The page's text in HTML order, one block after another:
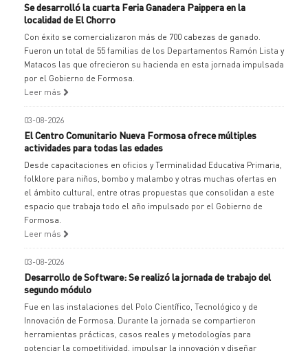
Se desarrolló la cuarta Feria Ganadera Paippera en la
localidad de El Chorro
Con éxito se comercializaron más de 700 cabezas de ganado.
Fueron un total de 55 familias de los Departamentos Ramón Lista y
Matacos las que ofrecieron su hacienda en esta jornada impulsada
por el Gobierno de Formosa.
Leer más
03-08-2026
El Centro Comunitario Nueva Formosa ofrece múltiples
actividades para todas las edades
Desde capacitaciones en oficios y Terminalidad Educativa Primaria,
folklore para niños, bombo y malambo y otras muchas ofertas en
el ámbito cultural, entre otras propuestas que consolidan a este
espacio que trabaja todo el año impulsado por el Gobierno de
Formosa.
Leer más
03-08-2026
Desarrollo de Software: Se realizó la jornada de trabajo del
segundo módulo
Fue en las instalaciones del Polo Científico, Tecnológico y de
Innovación de Formosa. Durante la jornada se compartieron
herramientas prácticas, casos reales y metodologías para
potenciar la competitividad, impulsar la innovación y diseñar